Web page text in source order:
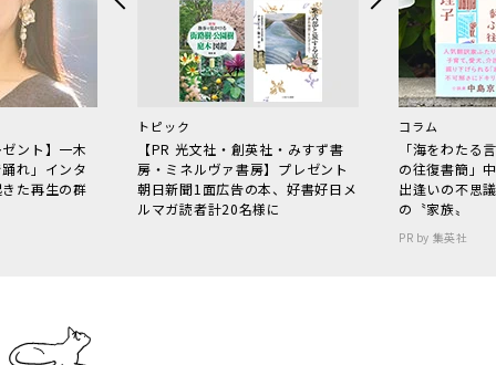
ント】一木
れ」インタ
た再生の群
トピック
【PR 光文社・創英社・みすず書
房・ミネルヴァ書房】プレゼント
朝日新聞1面広告の本、好書好日メ
ルマガ読者計20名様に
コラム
「海をわた
の往復書簡」
出逢いの不思
の〝家族〟
PR by 集英社